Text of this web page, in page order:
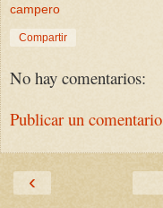
campero
Compartir
No hay comentarios:
Publicar un comentario
‹